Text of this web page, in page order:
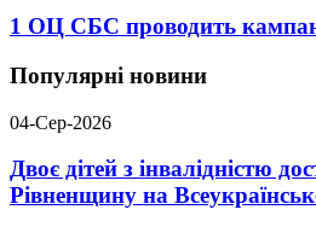
1 ОЦ СБС проводить
Популярні новини
04-Сер-2026
Двоє дітей з інвалідністю
Рівненщину на